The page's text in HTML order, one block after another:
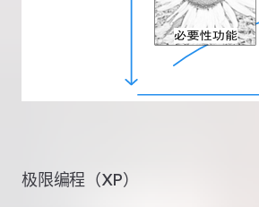
极限编程（XP）